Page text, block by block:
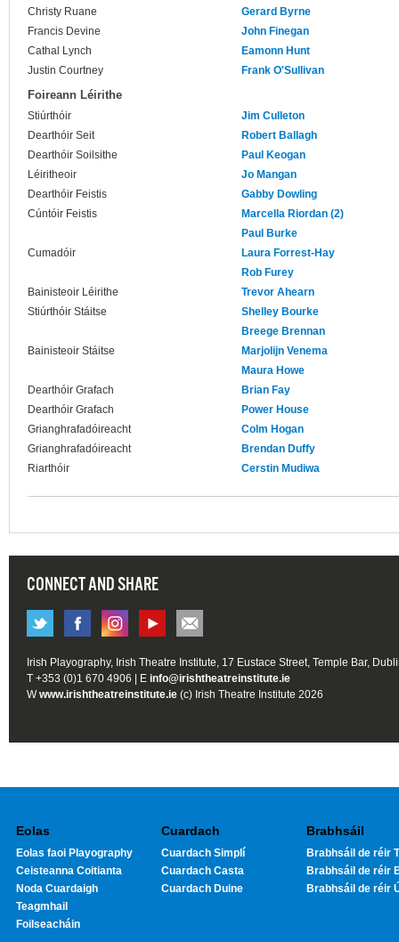
Christy Ruane
Gerard Byrne
Francis Devine
John Finegan
Cathal Lynch
Eamonn Hunt
Justin Courtney
Frank O'Sullivan
Foireann Léirithe
Stiúrthóir
Jim Culleton
Dearthóir Seit
Robert Ballagh
Dearthóir Soilsithe
Paul Keogan
Léiritheoir
Jo Mangan
Dearthóir Feistis
Gabby Dowling
Cúntóir Feistis
Marcella Riordan (2)
Paul Burke
Cumadóir
Laura Forrest-Hay
Rob Furey
Bainisteoir Léirithe
Trevor Ahearn
Stiúrthóir Stáitse
Shelley Bourke
Breege Brennan
Bainisteoir Stáitse
Marjolijn Venema
Maura Howe
Dearthóir Grafach
Brian Fay
Dearthóir Grafach
Power House
Grianghrafadóireacht
Colm Hogan
Grianghrafadóireacht
Brendan Duffy
Riarthóir
Cerstin Mudiwa
CONNECT AND SHARE
Irish Playography, Irish Theatre Institute, 17 Eustace Street, Temple Bar,
T +353 (0)1 670 4906 | E info@irishtheatreinstitute.ie
Wwww.irishtheatreinstitute.ie (c) Irish Theatre Institute 2026
Eolas
Eolas faoi Playography
Ceisteanna Coitianta
Noda Cuardaigh
Teagmhail
Foilseacháin
Cuardach
Cuardach Simplí
Cuardach Casta
Cuardach Duine
Brabhsáil
Brabhsáil de réir
Brabhsáil de réir
Brabhsáil de réir